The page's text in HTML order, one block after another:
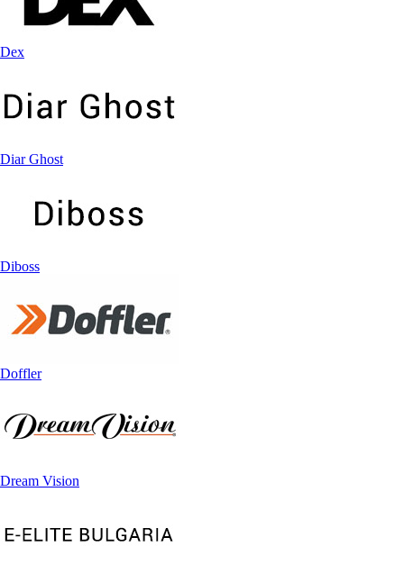
Dex
Diar Ghost
Diboss
Doffler
Dream Vision